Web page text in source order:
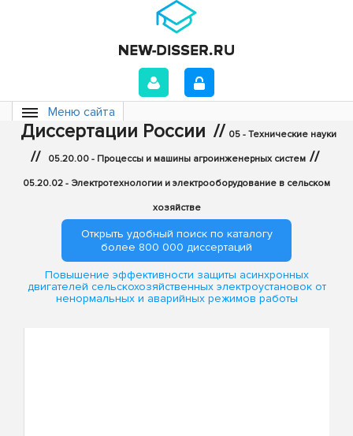
Меню сайта
Диссертации России // 05 - Технические науки
// 05.20.00 - Процессы и машины агроинженерных систем //
05.20.02 - Электротехнологии и электрооборудование в сельском
хозяйстве
Открыть удобный поиск по каталогу
более 800 000 диссертаций
Повышение эффективности защиты асинхронных
двигателей сельскохозяйственных электроустановок от
ненормальных и аварийных режимов работы